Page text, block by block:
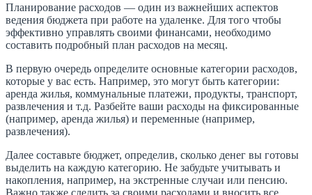
Планирование расходов — один из важнейших аспектов
ведения бюджета при работе на удаленке. Для того чтобы
эффективно управлять своими финансами, необходимо
составить подробный план расходов на месяц.
В первую очередь определите основные категории расходов,
которые у вас есть. Например, это могут быть категории:
аренда жилья, коммунальные платежи, продукты, транспорт,
развлечения и т.д. Разбейте ваши расходы на фиксированные
(например, аренда жилья) и переменные (например,
развлечения).
Далее составьте бюджет, определив, сколько денег вы готовы
выделить на каждую категорию. Не забудьте учитывать и
накопления, например, на экстренные случаи или пенсию.
Важно также следить за своими расходами и вносить все